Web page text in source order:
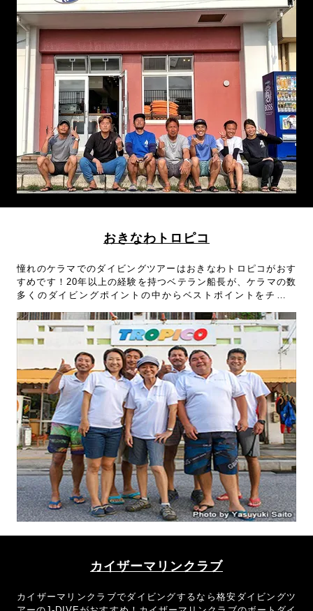
も利用しやすいショップです。嘉手納にあるショップですが那
覇のホテルも送迎可能！
おきなわトロピコ
憧れのケラマでのダイビングツアーはおきなわトロピコがおす
すめです！20年以上の経験を持つベテラン船長が、ケラマの数
多くのダイビングポイントの中からベストポイントをチョイ
ビングツアーのJーDIVEがお得です！
カイザーマリンクラブ
カイザーマリンクラブでダイビングするなら格安ダイビングツ